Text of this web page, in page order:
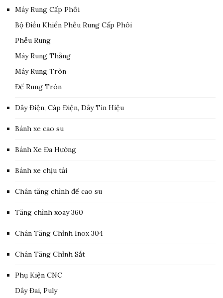
Máy Rung Cấp Phôi
Bộ Điều Khiển Phễu Rung Cấp Phôi
Phễu Rung
Máy Rung Thẳng
Máy Rung Tròn
Đế Rung Tròn
Dây Điện, Cáp Điện, Dây Tín Hiệu
Bánh xe cao su
Bánh Xe Đa Hướng
Bánh xe chịu tải
Chân tăng chỉnh đế cao su
Tăng chỉnh xoay 360
Chân Tăng Chỉnh Inox 304
Chân Tăng Chỉnh Sắt
Phụ Kiện CNC
Dây Đai, Puly